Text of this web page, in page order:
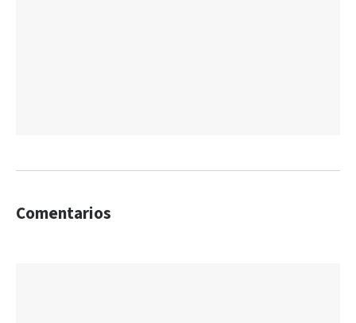
Comentarios